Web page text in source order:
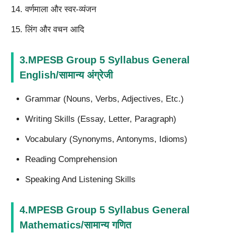
वर्णमाला और स्वर-व्यंजन
लिंग और वचन आदि
3.MPESB Group 5 Syllabus General
English/सामान्य अंग्रेजी
Grammar (Nouns, Verbs, Adjectives, Etc.)
Writing Skills (Essay, Letter, Paragraph)
Vocabulary (Synonyms, Antonyms, Idioms)
Reading Comprehension
Speaking And Listening Skills
4.MPESB Group 5 Syllabus General
Mathematics/सामान्य गणित